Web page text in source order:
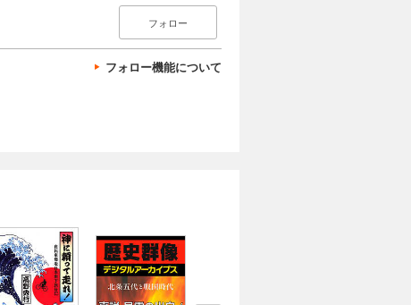
フォロー
フォロー機能について